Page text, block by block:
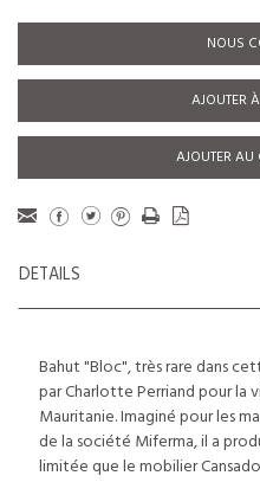
NOUS
AJOUTER
AJOUTER AU
DETAILS
Bahut "Bloc", très rare dans
par Charlotte Perriand pour la
Mauritanie. Imaginé pour les
de la société Miferma, il a
limitée que le mobilier